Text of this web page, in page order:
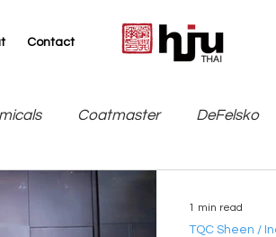
Contact
THAI
Coatmaster DeFelsko
SITA TQC Sheen / Industrial Physics
TQC Sheen /
1 min read